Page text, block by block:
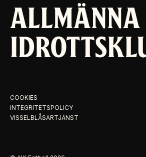
COOKIES
INTEGRITETSPOLICY
VISSELBLÅSARTJÄNST